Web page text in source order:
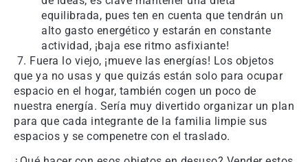
equilibrada, pues ten en cuenta que tendrán un
alto gasto energético y estarán en constante
actividad, ¡baja ese ritmo asfixiante!
7. Fuera lo viejo, ¡mueve las energías! Los objetos
que ya no usas y que quizás están solo para ocupar
espacio en el hogar, también cogen un poco de
nuestra energía. Sería muy divertido organizar un plan
para que cada integrante de la familia limpie sus
espacios y se compenetre con el traslado.